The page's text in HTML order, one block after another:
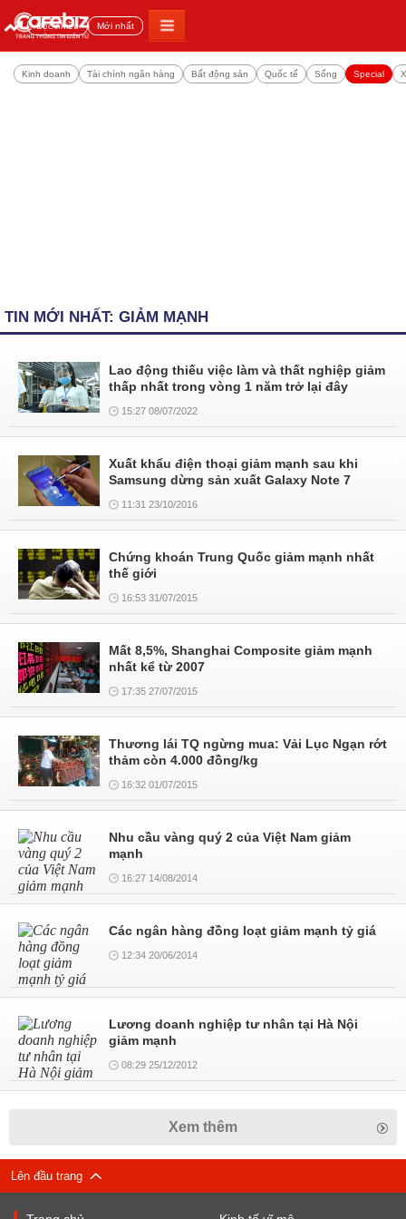
Đọc nhiều Mới nhất
Kinh doanh Tài chính ngân hàng Bất động sản Quốc tế Sống Special
TIN MỚI NHẤT: GIẢM MẠNH
Lao động thiếu việc làm và thất nghiệp giảm
thấp nhất trong vòng 1 năm trở lại đây
15:27 08/07/2022
Xuất khẩu điện thoại giảm mạnh sau khi
Samsung dừng sản xuất Galaxy Note 7
11:31 23/10/2016
Chứng khoán Trung Quốc giảm mạnh nhất
thế giới
16:53 31/07/2015
Mất 8,5%, Shanghai Composite giảm mạnh
nhất kể từ 2007
17:35 27/07/2015
Thương lái TQ ngừng mua: Vải Lục Ngạn rớt
thảm còn 4.000 đồng/kg
16:32 01/07/2015
Nhu cầu vàng quý 2 của Việt Nam giảm
mạnh
16:27 14/08/2014
Các ngân hàng đồng loạt giảm mạnh tỷ giá
12:34 20/06/2014
Lương doanh nghiệp tư nhân tại Hà Nội
giảm mạnh
08:29 25/12/2012
Xem thêm
Lên đầu trang